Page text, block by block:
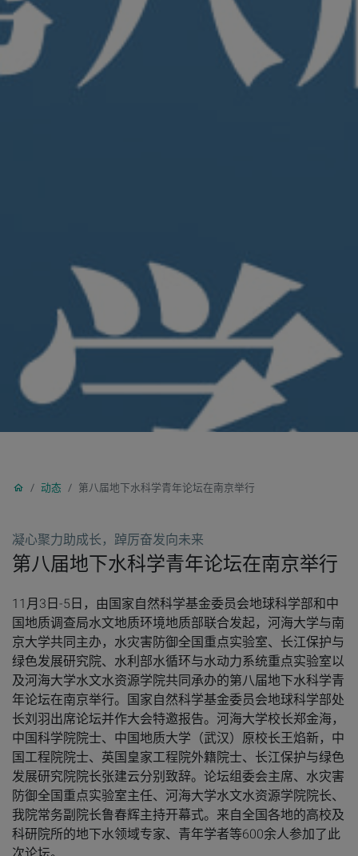
动态 第八届地下水科学青年论坛在南京举行
凝心聚力助成长，踔厉奋发向未来
第八届地下水科学青年论坛在南京举行
11月3日-5日，由国家自然科学基金委员会地球科学部和中
国地质调查局水文地质环境地质部联合发起，河海大学与南
京大学共同主办，水灾害防御全国重点实验室、长江保护与
绿色发展研究院、水利部水循环与水动力系统重点实验室以
及河海大学水文水资源学院共同承办的第八届地下水科学青
年论坛在南京举行。国家自然科学基金委员会地球科学部处
长刘羽出席论坛并作大会特邀报告。河海大学校长郑金海，
中国科学院院士、中国地质大学（武汉）原校长王焰新，中
国工程院院士、英国皇家工程院外籍院士、长江保护与绿色
发展研究院院长张建云分别致辞。论坛组委会主席、水灾害
防御全国重点实验室主任、河海大学水文水资源学院院长、
我院常务副院长鲁春辉主持开幕式。来自全国各地的高校及
科研院所的地下水领域专家、青年学者等600余人参加了此